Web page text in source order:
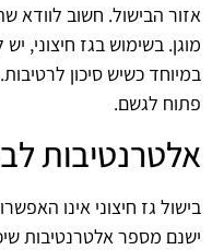
אזור הבישול. חשוב לוודא
מוגן. בשימוש בגז חיצוני,
במיוחד כשיש סיכון
פתוח לגשם.
אלטרנטיבות
בישול גז חיצוני אינו
ישנם מספר אלטרנטיבות